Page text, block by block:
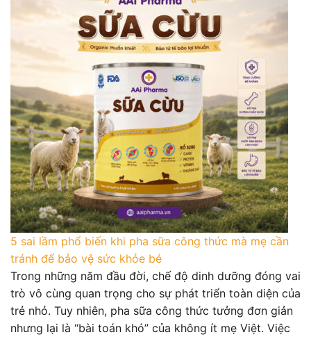
5 sai lầm phổ biến khi pha sữa công thức mà mẹ cần
tránh để bảo vệ sức khỏe bé
Trong những năm đầu đời, chế độ dinh dưỡng đóng vai
trò vô cùng quan trọng cho sự phát triển toàn diện của
trẻ nhỏ. Tuy nhiên, pha sữa công thức tưởng đơn giản
nhưng lại là “bài toán khó” của không ít mẹ Việt. Việc